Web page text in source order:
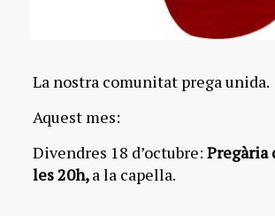
La nostra comunitat prega unida.
Aquest mes:
Divendres 18 d’octubre: Pregària
les 20h,a la capella.